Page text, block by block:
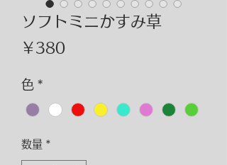
ソフトミニかすみ草
￥380価
色 *
数量 *